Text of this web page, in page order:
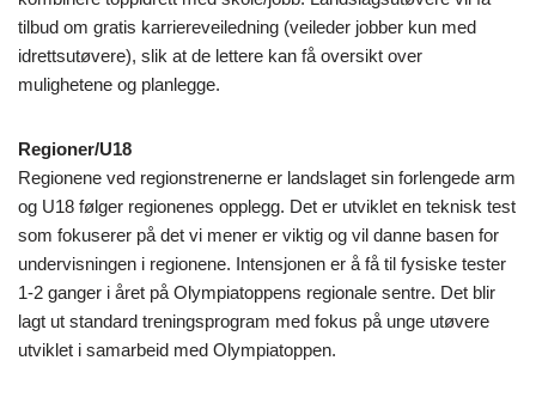
tilbud om gratis karriereveiledning (veileder jobber kun med
idrettsutøvere), slik at de lettere kan få oversikt over
mulighetene og planlegge.
Regioner/U18
Regionene ved regionstrenerne er landslaget sin forlengede arm
og U18 følger regionenes opplegg. Det er utviklet en teknisk test
som fokuserer på det vi mener er viktig og vil danne basen for
undervisningen i regionene. Intensjonen er å få til fysiske tester
1-2 ganger i året på Olympiatoppens regionale sentre. Det blir
lagt ut standard treningsprogram med fokus på unge utøvere
utviklet i samarbeid med Olympiatoppen.